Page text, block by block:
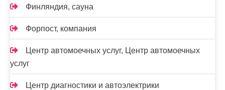
Финляндия, сауна
Форпост, компания
Центр автомоечных услуг, Центр автомоечных
услуг
Центр диагностики и автоэлектрики